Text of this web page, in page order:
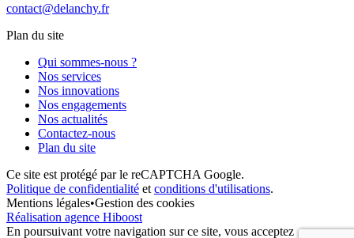
contact@delanchy.fr
Plan du site
Qui sommes-nous ?
Nos services
Nos innovations
Nos engagements
Nos actualités
Contactez-nous
Plan du site
Ce site est protégé par le reCAPTCHA Google.
Politique de confidentialité et conditions d'utilisations.
Mentions légales•Gestion des cookies
Réalisation agence Hiboost
En poursuivant votre navigation sur ce site, vous acceptez